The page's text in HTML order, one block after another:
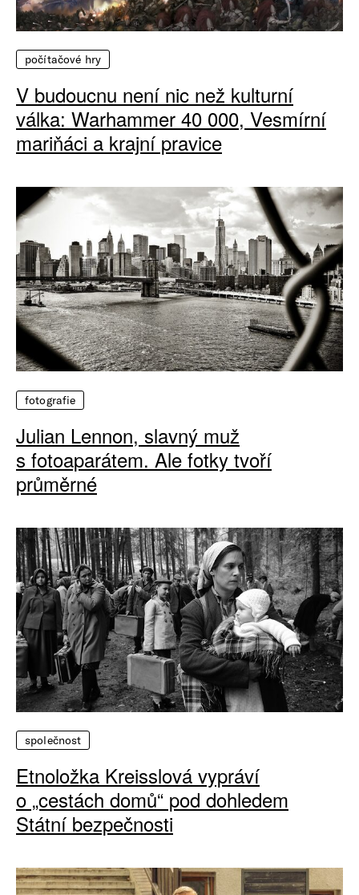
počítačové hry
V budoucnu není nic než kulturní
válka: Warhammer 40 000, Vesmírní
mariňáci a krajní pravice
fotografie
Julian Lennon, slavný muž
s fotoaparátem. Ale fotky tvoří
průměrné
společnost
Etnoložka Kreisslová vypráví
o „cestách domů“ pod dohledem
Státní bezpečnosti